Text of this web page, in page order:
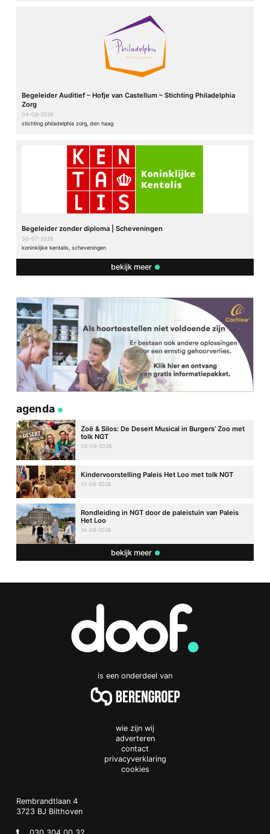
Begeleider Auditief – Hofje van Castellum – Stichting Philadelphia
Zorg
04-08-2026
stichting philadelphia zorg, den haag
Begeleider zonder diploma | Scheveningen
30-07-2026
koninklijke kentalis, scheveningen
bekijk meer
agenda
Zoë & Silos: De Desert Musical in Burgers’ Zoo met
tolk NGT
08-08-2026
Kindervoorstelling Paleis Het Loo met tolk NGT
13-08-2026
Rondleiding in NGT door de paleistuin van Paleis
Het Loo
14-08-2026
bekijk meer
is een onderdeel van
wie zijn wij
adverteren
contact
privacyverklaring
cookies
Doof.nl
work
Rembrandtlaan 4
3723 BJ Bilthoven
Netherlands